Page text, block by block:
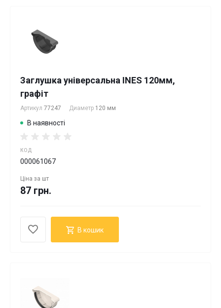
Заглушка універсальна INES 120мм,
графіт
Артикул 77247 Диаметр 120 мм
В наявності
КОД
000061067
Ціна за шт
87 грн.
В кошик